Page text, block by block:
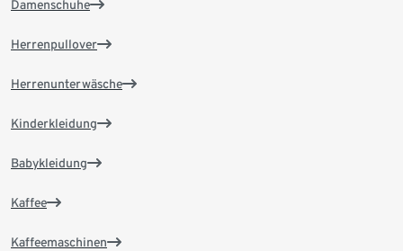
Damenschuhe
Herrenpullover
Herrenunterwäsche
Kinderkleidung
Babykleidung
Kaffee
Kaffeemaschinen